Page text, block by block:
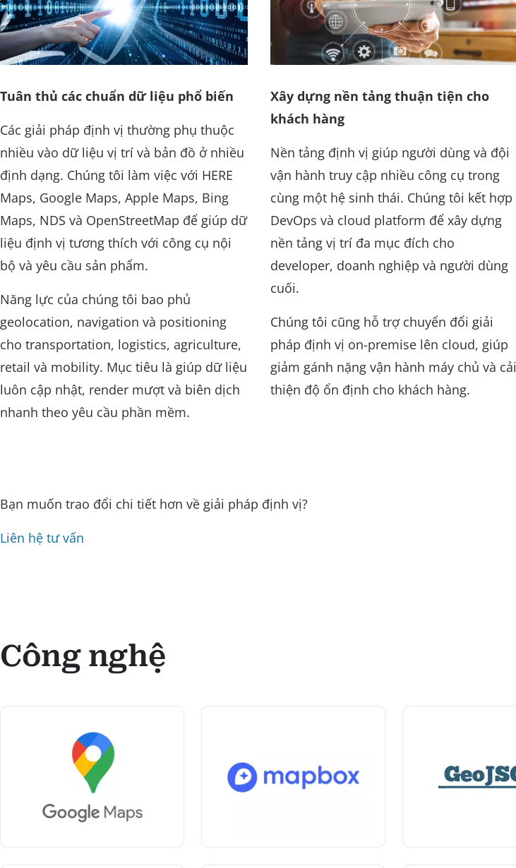
Tuân thủ các chuẩn dữ liệu phổ biến
Các giải pháp định vị thường phụ thuộc
nhiều vào dữ liệu vị trí và bản đồ ở nhiều
định dạng. Chúng tôi làm việc với HERE
Maps, Google Maps, Apple Maps, Bing
Maps, NDS và OpenStreetMap để giúp dữ
liệu định vị tương thích với công cụ nội
bộ và yêu cầu sản phẩm.
Năng lực của chúng tôi bao phủ
geolocation, navigation và positioning
cho transportation, logistics, agriculture,
retail và mobility. Mục tiêu là giúp dữ liệu
luôn cập nhật, render mượt và biên dịch
nhanh theo yêu cầu phần mềm.
Xây dựng nền tảng thuận tiện cho
khách hàng
Nền tảng định vị giúp người dùng và đội
vận hành truy cập nhiều công cụ trong
cùng một hệ sinh thái. Chúng tôi kết hợp
DevOps và cloud platform để xây dựng
nền tảng vị trí đa mục đích cho
developer, doanh nghiệp và người dùng
cuối.
Chúng tôi cũng hỗ trợ chuyển đổi giải
pháp định vị on-premise lên cloud, giúp
giảm gánh nặng vận hành máy chủ và cải
thiện độ ổn định cho khách hàng.
Bạn muốn trao đổi chi tiết hơn về giải pháp định vị?
Liên hệ tư vấn
Công nghệ